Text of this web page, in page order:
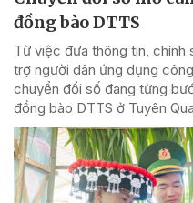
đồng bào DTTS
Từ việc đưa thông tin, chính
trợ người dân ứng dụng
chuyển đổi số đang từng
đồng bào DTTS ở Tuyên